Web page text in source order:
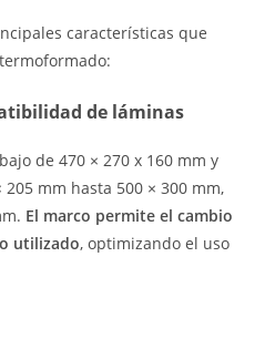
características que
de láminas
de 470 × 270 x 160 mm y
mm hasta 500 × 300 mm,
El marco permite el cambio
utilizado, optimizando el uso